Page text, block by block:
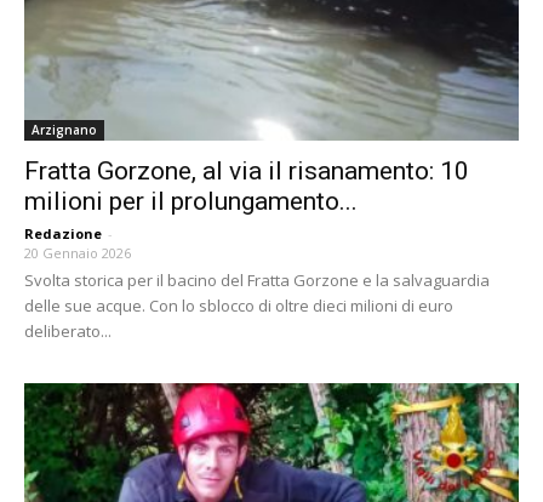
Arzignano
Fratta Gorzone, al via il risanamento: 10
milioni per il prolungamento...
Redazione -
20 Gennaio 2026
Svolta storica per il bacino del Fratta Gorzone e la salvaguardia
delle sue acque. Con lo sblocco di oltre dieci milioni di euro
deliberato...